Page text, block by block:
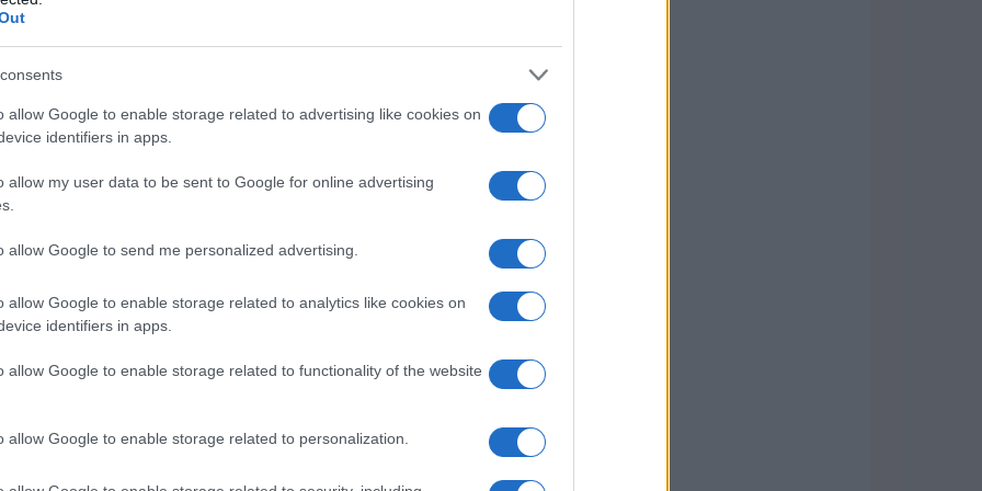
allow Google to enable storage related to advertising like cookies on
identifiers in apps.
allow my user data to be sent to Google for online advertising
allow Google to send me personalized advertising.
allow Google to enable storage related to analytics like cookies on
identifiers in apps.
allow Google to enable storage related to functionality of the website
allow Google to enable storage related to personalization.
atti di
attività quotidiane come lavare i piatti o
di meditazione.
sacra se svolta con
i rituali quotidiani
apparire banali, ma che, se eseguiti con
in rituali significativi. Creare una routine che
a vivere un’esistenza più ricca e
minuti al mattino per riflettere sulle
positivamente l’intera giornata.
invito alla contemplazione